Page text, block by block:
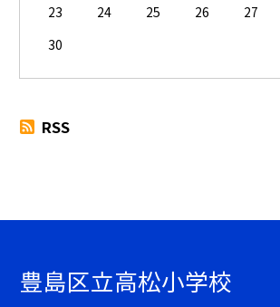
23
24 25 26 27
30
RSS
豊島区立高松小学校